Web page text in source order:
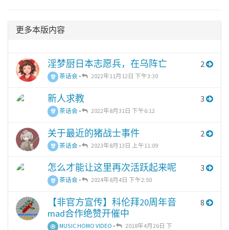
更多本版内容
淫梦厨日本志愿兵，在乌阵亡
茶话会 • 2022年11月12日 下午3:30
2
新人求教
茶话会 • 2022年8月31日 下午6:12
3
关于最近的猪战士事件
茶话会 • 2023年8月13日 上午11:09
2
怎么才能让这里再次活跃起来呢
茶话会 • 2024年8月4日 下午2:50
3
【非官方宣传】科伦拜20周年音
mad合作绝赞开催中
MUSIC HOMO VIDEO •
2018年4月26日 下
8